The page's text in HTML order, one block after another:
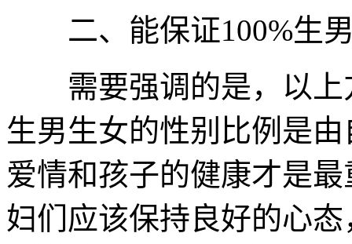
二、能保证100%生
需要强调的是，以上
生男生女的性别比例是
爱情和孩子的健康才是
妇们应该保持良好的心